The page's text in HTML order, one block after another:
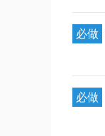
必做
必做